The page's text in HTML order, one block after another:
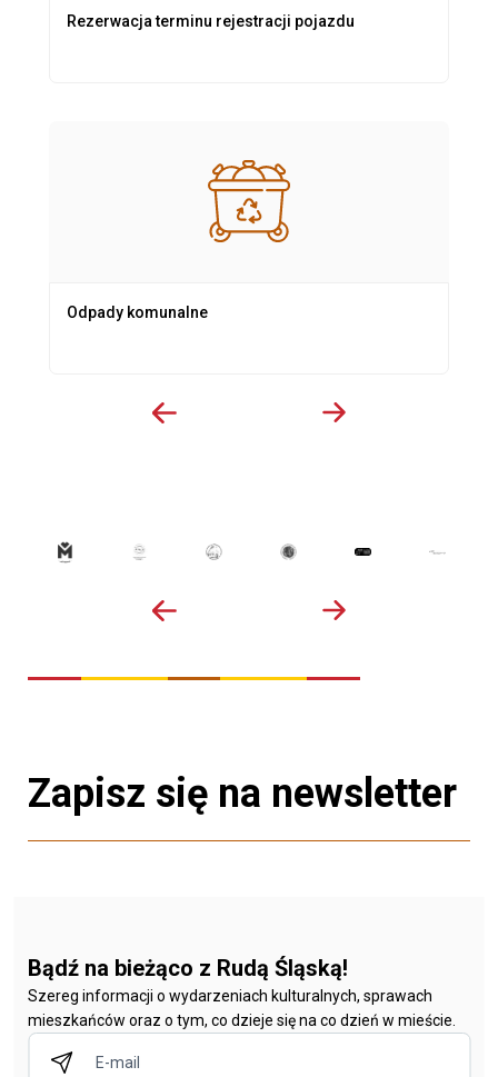
Rezerwacja terminu rejestracji pojazdu
Odpady komunalne
Zapisz się na newsletter
Bądź na bieżąco z Rudą Śląską!
Szereg informacji o wydarzeniach kulturalnych, sprawach
mieszkańców oraz o tym, co dzieje się na co dzień w mieście.